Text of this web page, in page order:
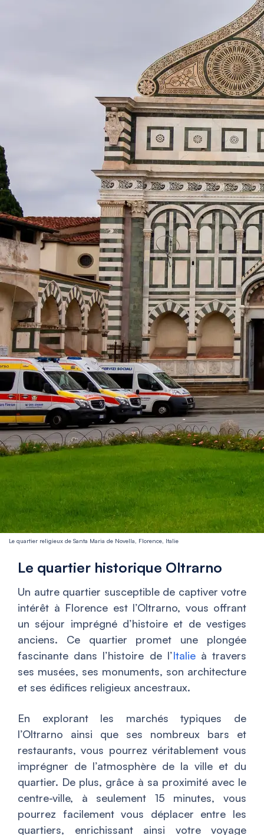
Le quartier religieux de Santa Maria de Novella, Florence, Italie
Le quartier historique Oltrarno
Un autre quartier susceptible de captiver votre
intérêt à Florence est l’Oltrarno, vous offrant
un séjour imprégné d’histoire et de vestiges
anciens. Ce quartier promet une plongée
fascinante dans l’histoire de l’Italieà travers
ses musées, ses monuments, son architecture
et ses édifices religieux ancestraux.
En explorant les marchés typiques de
l’Oltrarno ainsi que ses nombreux bars et
restaurants, vous pourrez véritablement vous
imprégner de l’atmosphère de la ville et du
quartier. De plus, grâce à sa proximité avec le
centre-ville, à seulement 15 minutes, vous
pourrez facilement vous déplacer entre les
quartiers, enrichissant ainsi votre voyage